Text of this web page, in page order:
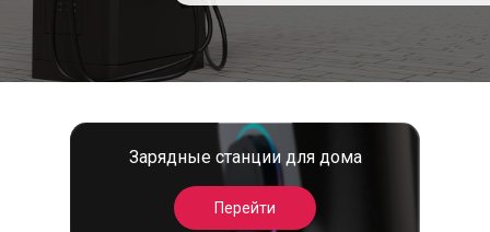
Зарядные станции для дома
Перейти